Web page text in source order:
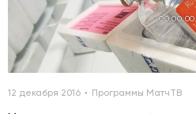
00:00:00
12 декабря 2016 Программы МатчТВ